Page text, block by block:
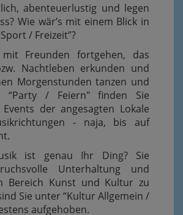
abenteuerlustig und legen
Wie wär’s mit einem Blick in
/ Freizeit”?
Freunden fortgehen, das
Nachtleben erkunden und
Morgenstunden tanzen und
“Party / Feiern" finden Sie
der angesagten Lokale
- naja, bis auf
ist genau Ihr Ding? Sie
Unterhaltung und
Bereich Kunst und Kultur zu
Sie unter “Kultur Allgemein /
aufgehoben.